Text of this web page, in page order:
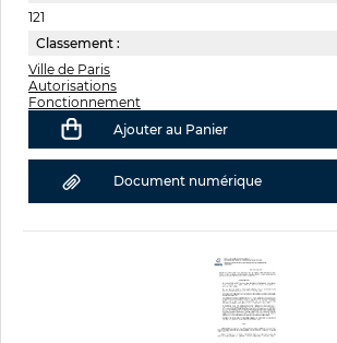
121
Classement :
Ville de Paris
Autorisations
Fonctionnement
Ajouter au Panier
Document numérique